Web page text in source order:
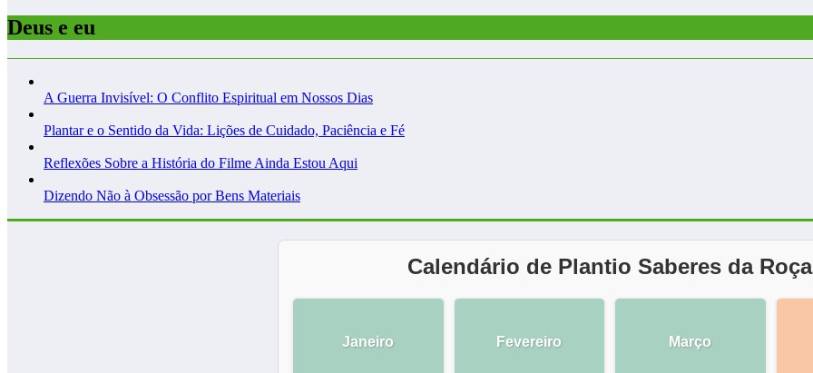
Deus e eu
A Guerra Invisível: O Conflito Espiritual em Nossos Dias
Plantar e o Sentido da Vida: Lições de Cuidado, Paciência e Fé
Reflexões Sobre a História do Filme Ainda Estou Aqui
Dizendo Não à Obsessão por Bens Materiais
Calendário de Plantio Saberes da Roça
Janeiro Fevereiro Março